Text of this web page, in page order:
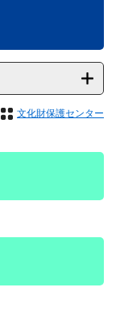
文化財保護センター